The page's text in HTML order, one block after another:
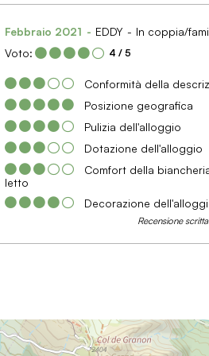
Febbraio 2021 EDDY
In coppia/
Voto:
4 / 5
Conformità della
Posizione geografica
Pulizia dell'alloggio
Dotazione dell'alloggio
Comfort della
letto
Decorazione
Recensione